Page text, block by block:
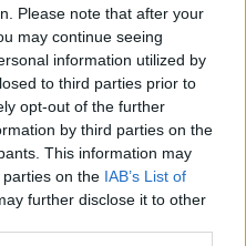
Please note that after your
may continue seeing
information utilized by
to third parties prior to
opt-out of the further
by third parties on the
This information may
on the IAB’s List of
further disclose it to other